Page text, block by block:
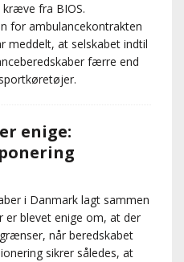
fra BIOS.
for ambulancekontrakten
meddelt, at selskabet indtil
færre end
enige:
i Danmark lagt sammen
er blevet enige om, at der
når beredskabet
sikrer således, at